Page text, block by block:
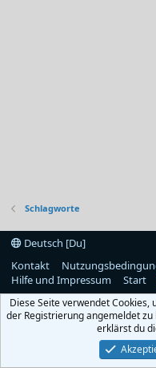
Schlagworte
Deutsch [Du]
Kontakt
Hilfe und Impressum
Start
Diese Seite verwendet
der Registrierung angemeldet
erklärst du